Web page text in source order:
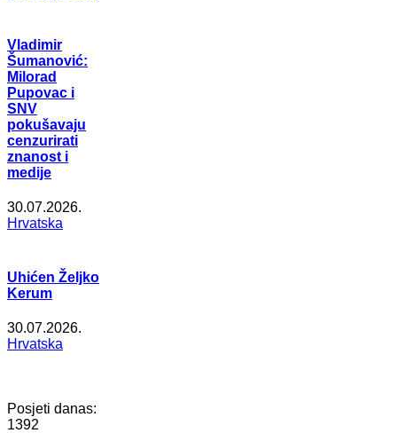
Vladimir
Šumanović:
Milorad
Pupovac i
SNV
pokušavaju
cenzurirati
znanost i
medije
30.07.2026.
Hrvatska
Uhićen Željko
Kerum
30.07.2026.
Hrvatska
Posjeti danas:
1392